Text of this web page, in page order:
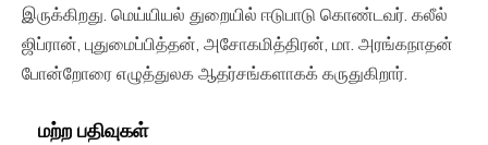
இருக்கிறது. மெய்யியல் துறையில் ஈடுபாடு கொண்டவர். கலீல்
ஜிப்ரான், புதுமைப்பித்தன், அசோகமித்திரன், மா. அரங்கநாதன்
போன்றோரை எழுத்துலக ஆதர்சங்களாகக் கருதுகிறார்.
மற்ற பதிவுகள்